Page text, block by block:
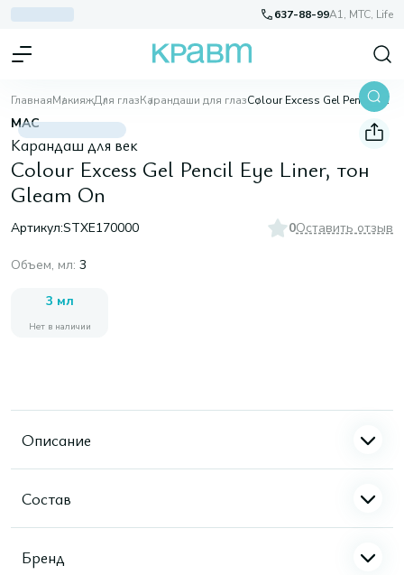
637-88-99A1, МТС, Life
ГлавнаяМакияжДля глазКарандаши для глаз Colour Excess Gel Pencil Eye Liner, тон Gleam On
MAC
Карандаш для век
Colour Excess Gel Pencil Eye Liner, тон
Gleam On
Артикул:STXE170000 0Оставить отзыв
Объем, мл: 3
3 мл
Нет в наличии
Описание
Состав
Бренд